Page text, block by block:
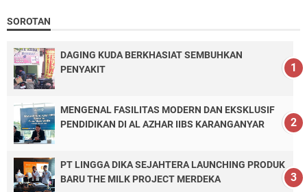
SOROTAN
DAGING KUDA BERKHASIAT SEMBUHKAN
PENYAKIT
MENGENAL FASILITAS MODERN DAN EKSKLUSIF
PENDIDIKAN DI AL AZHAR IIBS KARANGANYAR
PT LINGGA DIKA SEJAHTERA LAUNCHING PRODUK
BARU THE MILK PROJECT MERDEKA